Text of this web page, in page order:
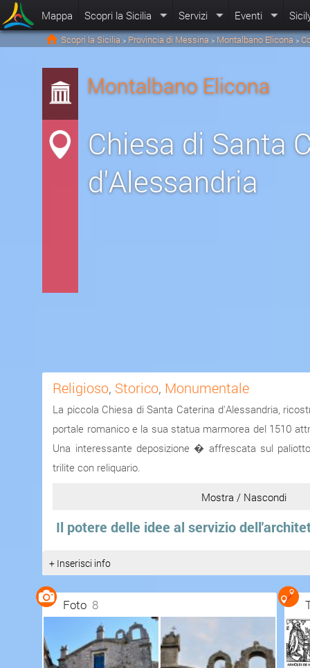
Mappa Scopri la Sicilia Servizi Eventi
Scopri la Sicilia > Provincia di Messina > Montalbano Elicona >
Montalbano Elicona
Chiesa di Santa
d'Alessandria
Religioso, Storico, Monumentale
La piccola Chiesa di Santa Caterina d'Alessandria,
portale romanico e la sua statua marmorea del 1510
Una interessante deposizione � affrescata sul
trilite con reliquario.
www.comune.montalban...Mostra / Nascondi
Il potere delle idee al servizio
+ Inserisci info
Foto 8